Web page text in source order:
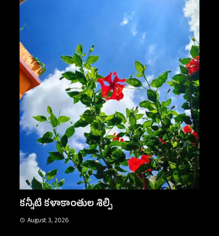
కన్నీటి కళాకాంతుల శిల్పి
August 3, 2026